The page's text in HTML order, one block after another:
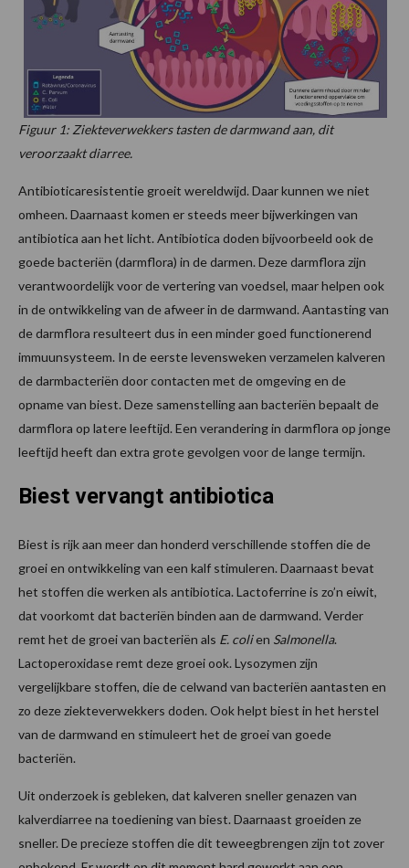
Figuur 1: Ziekteverwekkers tasten de darmwand aan, dit
veroorzaakt diarree.
Antibioticaresistentie groeit wereldwijd. Daar kunnen we niet
omheen. Daarnaast komen er steeds meer bijwerkingen van
antibiotica aan het licht. Antibiotica doden bijvoorbeeld ook de
goede bacteriën (darmflora) in de darmen. Deze darmflora zijn
verantwoordelijk voor de vertering van voedsel, maar helpen ook
in de ontwikkeling van de afweer in de darmwand. Aantasting van
de darmflora resulteert dus in een minder goed functionerend
immuunsysteem. In de eerste levensweken verzamelen kalveren
de darmbacteriën door contacten met de omgeving en de
opname van biest. Deze samenstelling aan bacteriën bepaalt de
darmflora op latere leeftijd. Een verandering in darmflora op jonge
leeftijd heeft dan extra grote gevolgen voor de lange termijn.
Biest vervangt antibiotica
Biest is rijk aan meer dan honderd verschillende stoffen die de
groei en ontwikkeling van een kalf stimuleren. Daarnaast bevat
het stoffen die werken als antibiotica. Lactoferrine is zo’n eiwit,
dat voorkomt dat bacteriën binden aan de darmwand. Verder
remt het de groei van bacteriën als E. colien Salmonella.
Lactoperoxidase remt deze groei ook. Lysozymen zijn
vergelijkbare stoffen, die de celwand van bacteriën aantasten en
zo deze ziekteverwekkers doden. Ook helpt biest in het herstel
van de darmwand en stimuleert het de groei van goede
bacteriën.
Uit onderzoek is gebleken, dat kalveren sneller genazen van
kalverdiarree na toediening van biest. Daarnaast groeiden ze
sneller. De precieze stoffen die dit teweegbrengen zijn tot zover